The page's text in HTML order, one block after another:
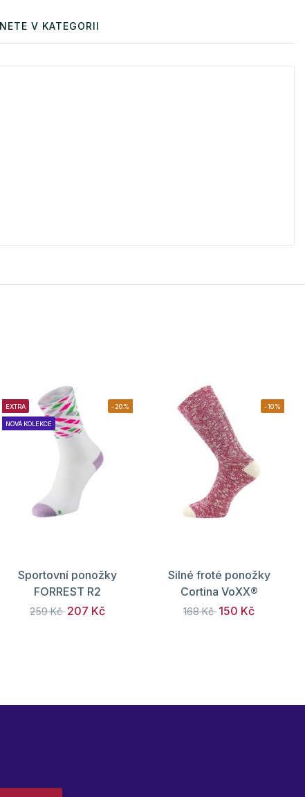
V KATEGORII
EXTRA
NOVÁ KOLEKCE
-20%
Sportovní ponožky
FORREST R2
259 Kč 207 Kč
-10%
Silné froté ponožky
Cortina VoXX®
168 Kč 150 Kč